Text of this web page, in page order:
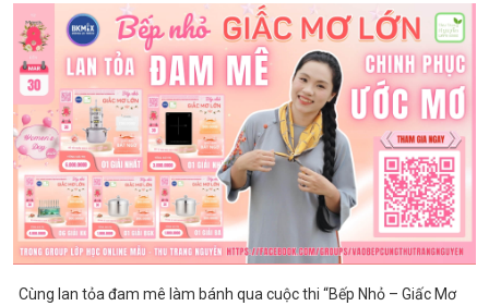
Cùng lan tỏa đam mê làm bánh qua cuộc thi “Bếp Nhỏ – Giấc Mơ